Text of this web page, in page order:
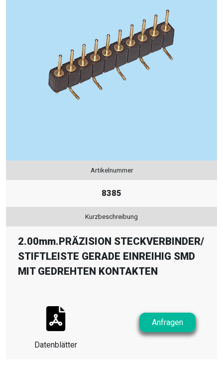
Artikelnummer
8385
Kurzbeschreibung
2.00mm.PRÄZISION STECKVERBINDER/
STIFTLEISTE GERADE EINREIHIG SMD
MIT GEDREHTEN KONTAKTEN
Datenblätter
Anfragen